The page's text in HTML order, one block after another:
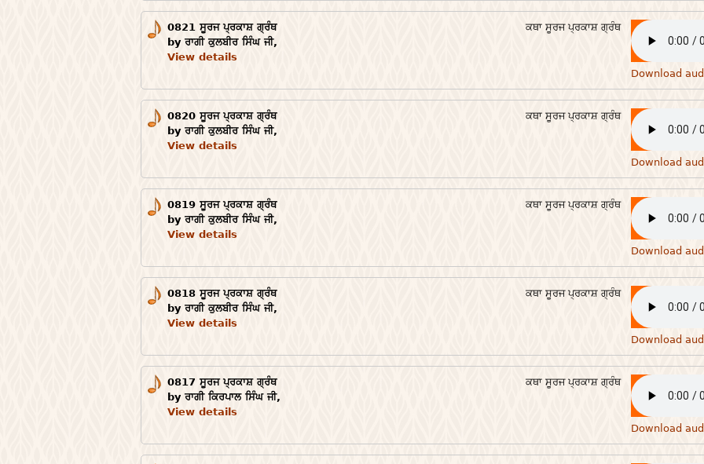
0821 ਸੂਰਜ ਪ੍ਰਕਾਸ਼ ਗ੍ਰੰਥ
by ਰਾਗੀ ਕੁਲਬੀਰ ਸਿੰਘ ਜੀ,
View details
Download
ਕਥਾ ਸੂਰਜ ਪ੍ਰਕਾਸ਼ ਗ੍ਰੰਥ
0820 ਸੂਰਜ ਪ੍ਰਕਾਸ਼ ਗ੍ਰੰਥ
by ਰਾਗੀ ਕੁਲਬੀਰ ਸਿੰਘ ਜੀ,
View details
Download
ਕਥਾ ਸੂਰਜ ਪ੍ਰਕਾਸ਼ ਗ੍ਰੰਥ
0819 ਸੂਰਜ ਪ੍ਰਕਾਸ਼ ਗ੍ਰੰਥ
by ਰਾਗੀ ਕੁਲਬੀਰ ਸਿੰਘ ਜੀ,
View details
Download
ਕਥਾ ਸੂਰਜ ਪ੍ਰਕਾਸ਼ ਗ੍ਰੰਥ
0818 ਸੂਰਜ ਪ੍ਰਕਾਸ਼ ਗ੍ਰੰਥ
by ਰਾਗੀ ਕੁਲਬੀਰ ਸਿੰਘ ਜੀ,
View details
Download
ਕਥਾ ਸੂਰਜ ਪ੍ਰਕਾਸ਼ ਗ੍ਰੰਥ
0817 ਸੂਰਜ ਪ੍ਰਕਾਸ਼ ਗ੍ਰੰਥ
by ਰਾਗੀ ਕਿਰਪਾਲ ਸਿੰਘ ਜੀ,
View details
Download
ਕਥਾ ਸੂਰਜ ਪ੍ਰਕਾਸ਼ ਗ੍ਰੰਥ